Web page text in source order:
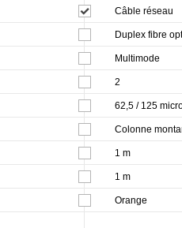
Câble réseau
Duplex fibre
Multimode
2
62,5 / 125
Colonne
1 m
1 m
Orange